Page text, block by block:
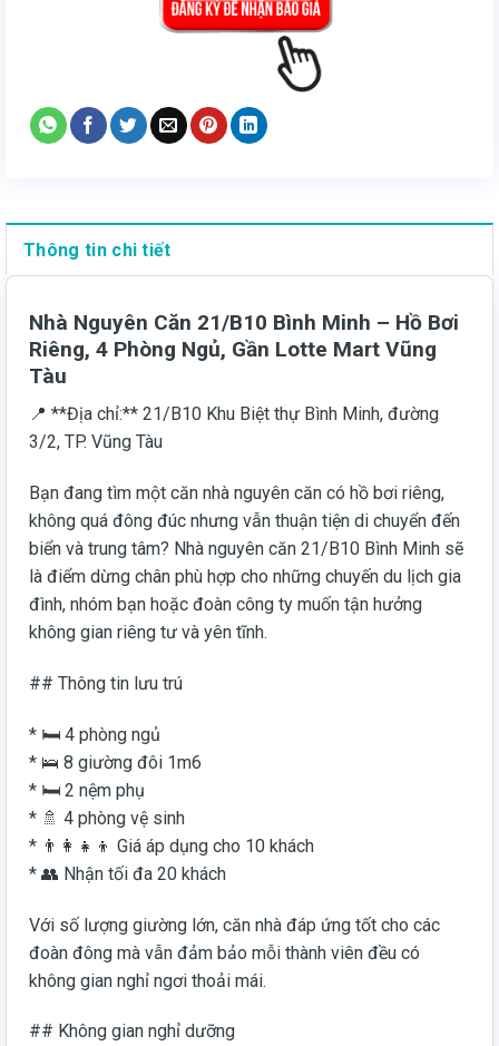
Thông tin chi tiết
Nhà Nguyên Căn 21/B10 Bình Minh – Hồ Bơi
Riêng, 4 Phòng Ngủ, Gần Lotte Mart Vũng
Tàu
📍 **Địa chỉ:** 21/B10 Khu Biệt thự Bình Minh, đường
3/2, TP. Vũng Tàu
Bạn đang tìm một căn nhà nguyên căn có hồ bơi riêng,
không quá đông đúc nhưng vẫn thuận tiện di chuyển đến
biển và trung tâm? Nhà nguyên căn 21/B10 Bình Minh sẽ
là điểm dừng chân phù hợp cho những chuyến du lịch gia
đình, nhóm bạn hoặc đoàn công ty muốn tận hưởng
không gian riêng tư và yên tĩnh.
## Thông tin lưu trú
* 🛏️ 4 phòng ngủ
* 🛌 8 giường đôi 1m6
* 🛏️ 2 nệm phụ
* 🚿 4 phòng vệ sinh
* 👨‍👩‍👧‍👦 Giá áp dụng cho 10 khách
* 👥 Nhận tối đa 20 khách
Với số lượng giường lớn, căn nhà đáp ứng tốt cho các
đoàn đông mà vẫn đảm bảo mỗi thành viên đều có
không gian nghỉ ngơi thoải mái.
## Không gian nghỉ dưỡng